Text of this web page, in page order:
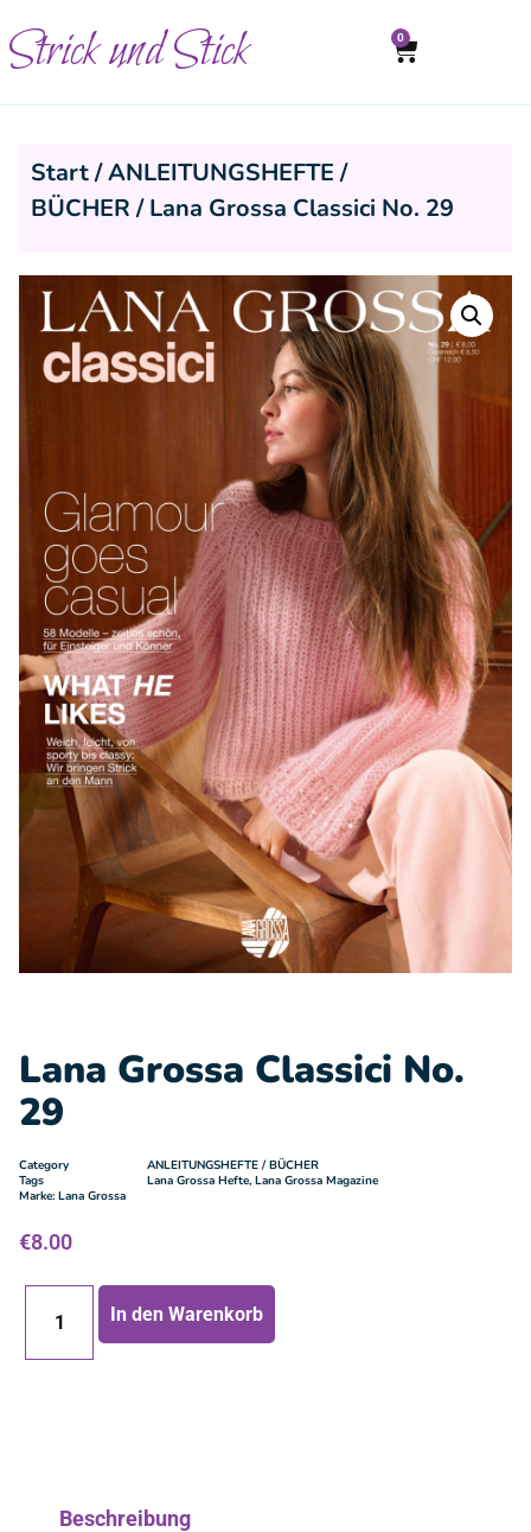
Strick und Stick 0
Start/ANLEITUNGSHEFTE /
BÜCHER/ Lana Grossa Classici No. 29
Lana Grossa Classici No.
29
Category
ANLEITUNGSHEFTE / BÜCHER
Tags
Lana Grossa Hefte, Lana Grossa Magazine
Marke: Lana Grossa
€8.00
In den Warenkorb
Beschreibung